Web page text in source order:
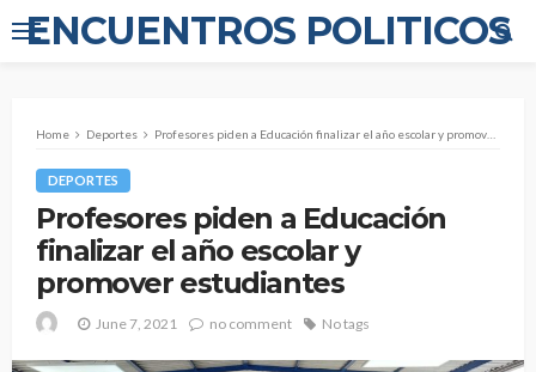
ENCUENTROS POLITICOS
Home Deportes Profesores piden a Educación finalizar el año escolar y promover estudiantes
DEPORTES
Profesores piden a Educación
finalizar el año escolar y
promover estudiantes
June 7, 2021 no comment No tags